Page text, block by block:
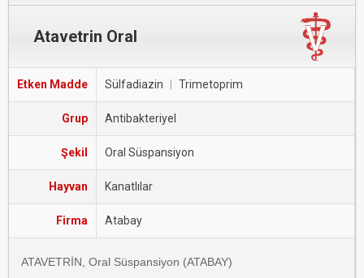
Atavetrin Oral
Etken Madde Sülfadiazin Trimetoprim
Grup Antibakteriyel
Şekil Oral Süspansiyon
Hayvan Kanatlılar
Firma Atabay
ATAVETRİN, Oral Süspansiyon (ATABAY)